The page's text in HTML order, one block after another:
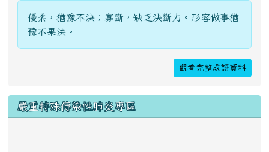
優柔，猶豫不決；寡斷，缺乏決斷力。形容做事猶
豫不果決。
觀看完整成語資料
嚴重特殊傳染性肺炎專區